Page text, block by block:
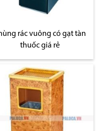
rác vuông có gạt tàn
thuốc giá rẻ